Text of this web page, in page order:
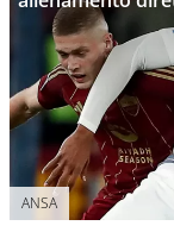
ANSA